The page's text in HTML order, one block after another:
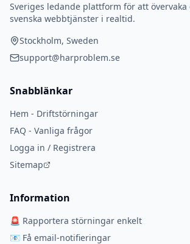
Sveriges ledande plattform för att
svenska webbtjänster i realtid.
Stockholm, Sweden
support@harproblem.se
Snabblänkar
Hem - Driftstörningar
FAQ - Vanliga frågor
Logga in / Registrera
Sitemap
Information
🚨 Rapportera störningar enkelt
📧 Få email-notifieringar